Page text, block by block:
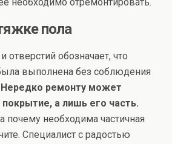
пола
отверстий обозначает, что
выполнена без соблюдения
Нередко ремонту может
а лишь его часть.
почему необходима частичная
Специалист с радостью